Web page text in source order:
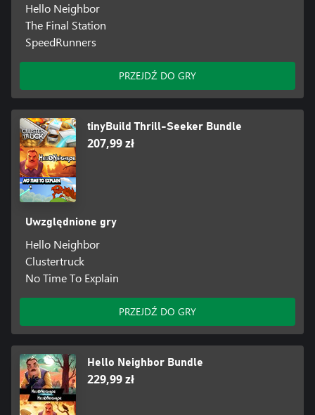
Hello Neighbor
The Final Station
SpeedRunners
PRZEJDŹ DO GRY
tinyBuild Thrill-Seeker Bundle
207,99 zł
Uwzględnione gry
Hello Neighbor
Clustertruck
No Time To Explain
PRZEJDŹ DO GRY
Hello Neighbor Bundle
229,99 zł